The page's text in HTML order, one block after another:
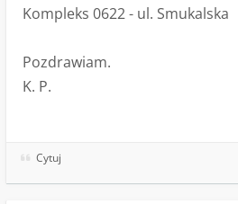
Kompleks 0622 - ul. Smukalska
Pozdrawiam.
K. P.
Cytuj